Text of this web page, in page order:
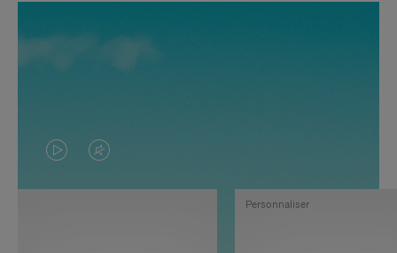
LA
VIDÉO
LE
SON
Personnaliser